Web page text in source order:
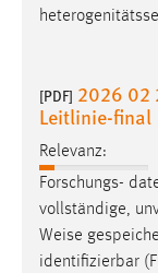
[PDF] 2026 02
Leitlinie-final
Relevanz:
Forschungs-
vollständige,
Weise
identifizierbar